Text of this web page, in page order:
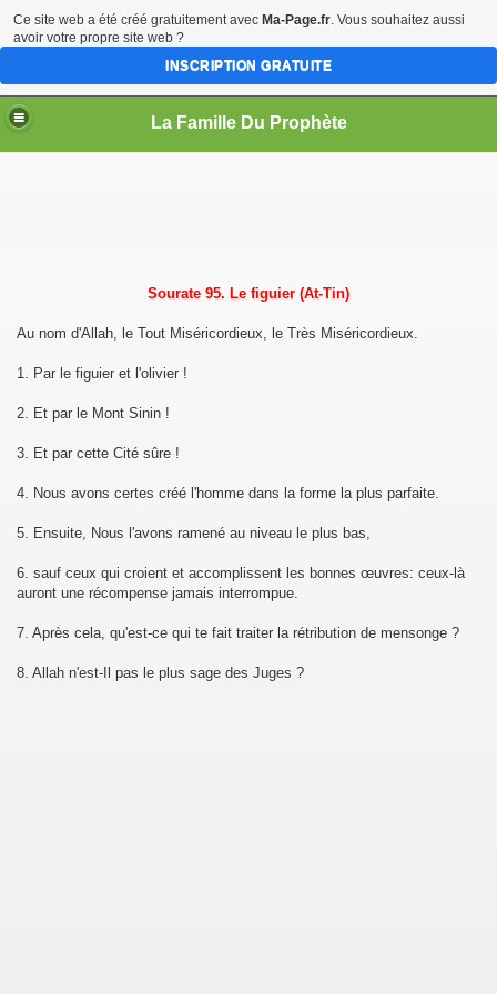
La Famille Du Prophète
Sourate 95. Le figuier (At-Tin)
Au nom d'Allah, le Tout Miséricordieux, le Très Miséricordieux.
1. Par le figuier et l'olivier !
2. Et par le Mont Sinin !
3. Et par cette Cité sûre !
4. Nous avons certes créé l'homme dans la forme la plus parfaite.
5. Ensuite, Nous l'avons ramené au niveau le plus bas,
6. sauf ceux qui croient et accomplissent les bonnes œuvres: ceux-là
auront une récompense jamais interrompue.
7. Après cela, qu'est-ce qui te fait traiter la rétribution de mensonge ?
8. Allah n'est-Il pas le plus sage des Juges ?
Imran)
Ce site web a été créé gratuitement avec Ma-Page.fr. Vous souhaitez aussi
avoir votre propre site web ?
INSCRIPTION GRATUITE